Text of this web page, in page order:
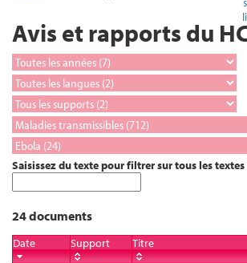
Avis et rapports du
Saisissez du texte pour filtrer sur tous les
24 documents
Date Support
Titre